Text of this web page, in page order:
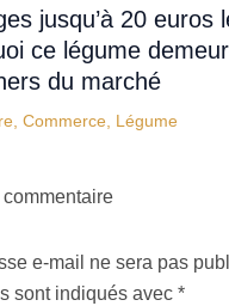
jusqu’à 20 euros
ce légume
du marché
Commerce Légume
commentaire
e-mail ne sera pas
sont indiqués avec *